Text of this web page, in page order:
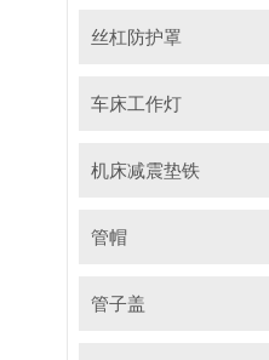
丝杠防护罩
车床工作灯
机床减震垫铁
管帽
管子盖